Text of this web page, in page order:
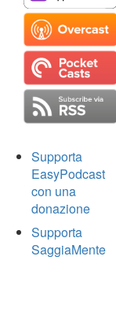
Supporta
EasyPodcast
con una
donazione
Supporta
SaggiaMente